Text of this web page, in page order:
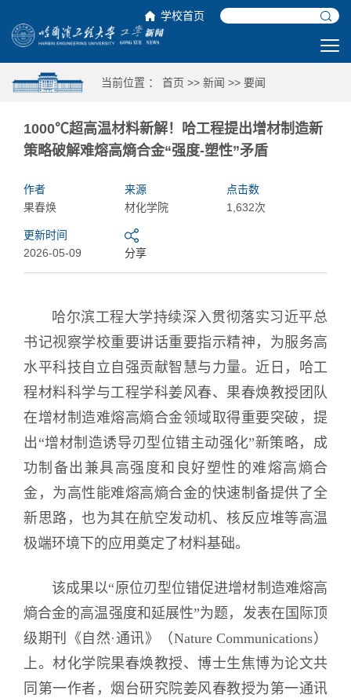
学校首页
当前位置 ： 首页 >> 新闻 >> 要闻
1000℃超高温材料新解！哈工程提出增材制造新
策略破解难熔高熵合金“强度-塑性”矛盾
作者
果春焕
来源
材化学院
点击数
1,632次
更新时间
2026-05-09
分享
哈尔滨工程大学持续深入贯彻落实习近平总
书记视察学校重要讲话重要指示精神，为服务高
水平科技自立自强贡献智慧与力量。近日，哈工
程材料科学与工程学科姜风春、果春焕教授团队
在增材制造难熔高熵合金领域取得重要突破，提
出“增材制造诱导刃型位错主动强化”新策略，成
功制备出兼具高强度和良好塑性的难熔高熵合
金，为高性能难熔高熵合金的快速制备提供了全
新思路，也为其在航空发动机、核反应堆等高温
极端环境下的应用奠定了材料基础。
该成果以“原位刃型位错促进增材制造难熔高
熵合金的高温强度和延展性”为题，发表在国际顶
级期刊《自然·通讯》（Nature Communications）
上。材化学院果春焕教授、博士生焦博为论文共
同第一作者，烟台研究院姜风春教授为第一通讯